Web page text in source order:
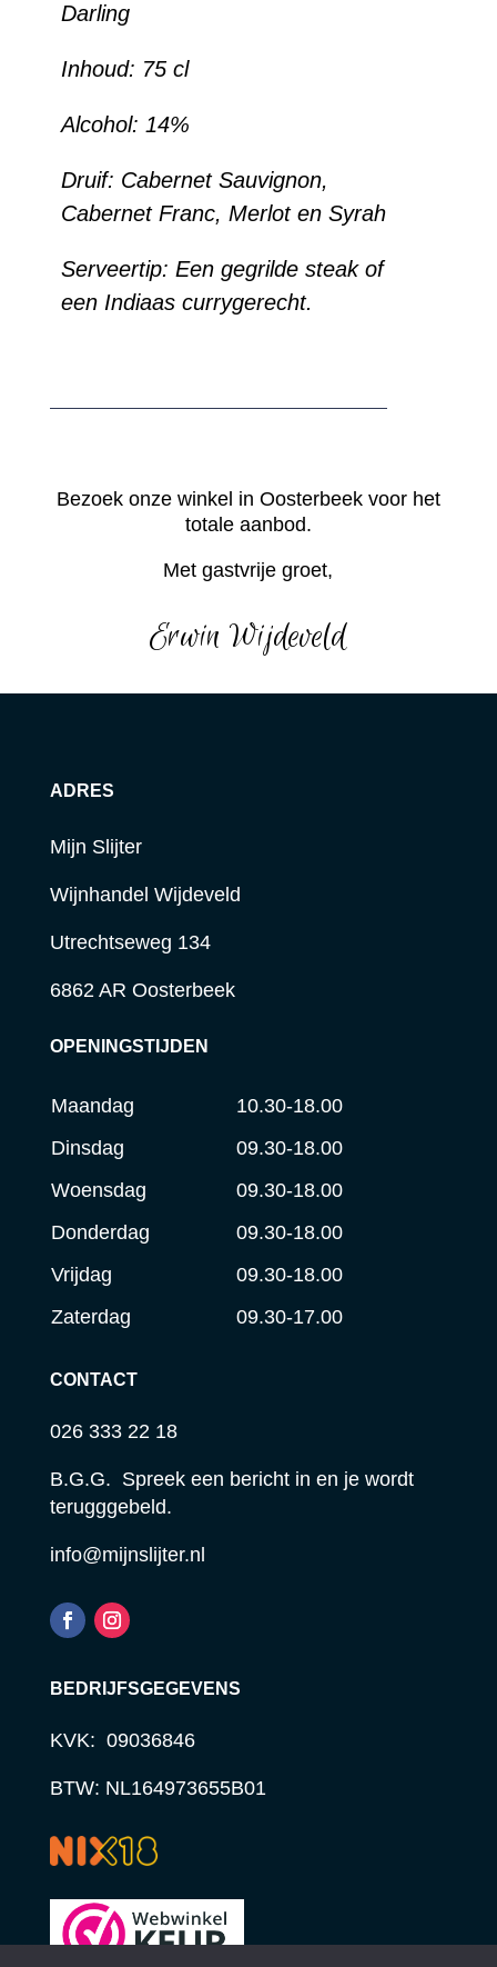
Darling
Inhoud: 75 cl
Alcohol: 14%
Druif: Cabernet Sauvignon,
Cabernet Franc, Merlot en Syrah
Serveertip: Een gegrilde steak of
een Indiaas currygerecht.
Bezoek onze winkel in Oosterbeek voor het
totale aanbod.
Met gastvrije groet,
Erwin Wijdeveld
ADRES
Mijn Slijter
Wijnhandel Wijdeveld
Utrechtseweg 134
6862 AR Oosterbeek
OPENINGSTIJDEN
Maandag
10.30-18.00
Dinsdag
09.30-18.00
Woensdag
09.30-18.00
Donderdag
09.30-18.00
Vrijdag
09.30-18.00
Zaterdag
09.30-17.00
CONTACT
026 333 22 18
B.G.G. Spreek een bericht in en je wordt
terugggebeld.
info@mijnslijter.nl
BEDRIJFSGEGEVENS
KVK: 09036846
BTW: NL164973655B01